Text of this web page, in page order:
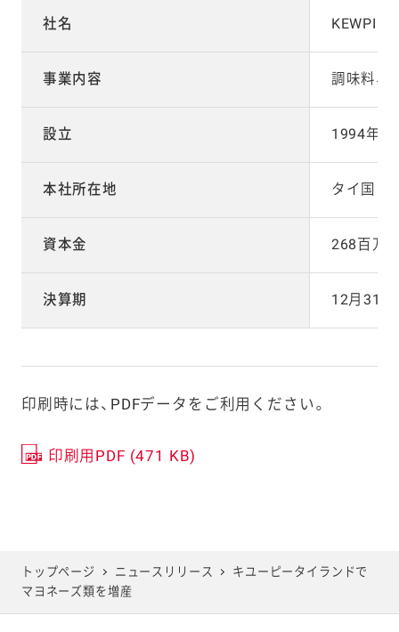
社名 KEWPIE
事業内容 調味料、
設立 1994年4
本社所在地 タイ国
資本金 268百万
決算期 12月31日
印刷時には、PDFデータをご利用ください。
印刷用PDF (471 KB)
トップページ ニュースリリース
キユーピータイランドで
マヨネーズ類を増産